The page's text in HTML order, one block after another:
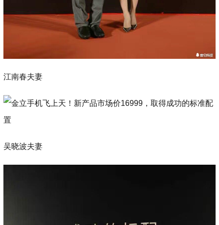
江南春夫妻
吴晓波夫妻